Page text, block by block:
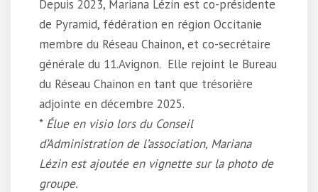
Depuis 2023, Mariana Lézin est co-présidente
de Pyramid, fédération en région Occitanie
membre du Réseau Chainon, et co-secrétaire
générale du 11.Avignon. Elle rejoint le Bureau
du Réseau Chainon en tant que trésorière
adjointe en décembre 2025.
* Élue en visio lors du Conseil
d’Administration de l’association, Mariana
Lézin est ajoutée en vignette sur la photo de
groupe.